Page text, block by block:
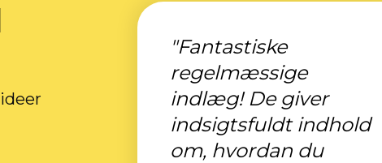
"Fantastiske
regelmæssige
indlæg! De giver
indsigtsfuldt indhold
om, hvordan du